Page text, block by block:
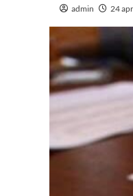
admin 24